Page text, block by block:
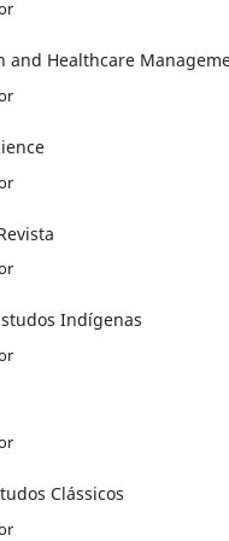
and Healthcare
Indígenas
Clássicos